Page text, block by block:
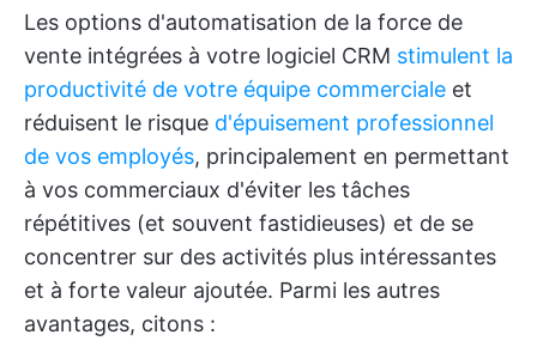
Les options d'automatisation de la force de
vente intégrées à votre logiciel CRM stimulent la
productivité de votre équipe commerciale et
réduisent le risque d'épuisement professionnel
de vos employés, principalement en permettant
à vos commerciaux d'éviter les tâches
répétitives (et souvent fastidieuses) et de se
concentrer sur des activités plus intéressantes
et à forte valeur ajoutée. Parmi les autres
avantages, citons :